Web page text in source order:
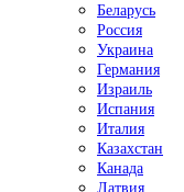
Беларусь
Россия
Украина
Германия
Израиль
Испания
Италия
Казахстан
Канада
Латвия